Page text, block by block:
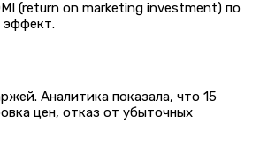
(return on marketing investment) по
эффект.
Аналитика показала, что 15
цен, отказ от убыточных